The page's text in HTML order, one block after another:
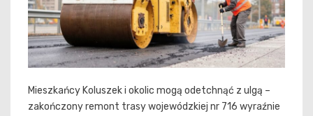
Mieszkańcy Koluszek i okolic mogą odetchnąć z ulgą –
zakończony remont trasy wojewódzkiej nr 716 wyraźnie